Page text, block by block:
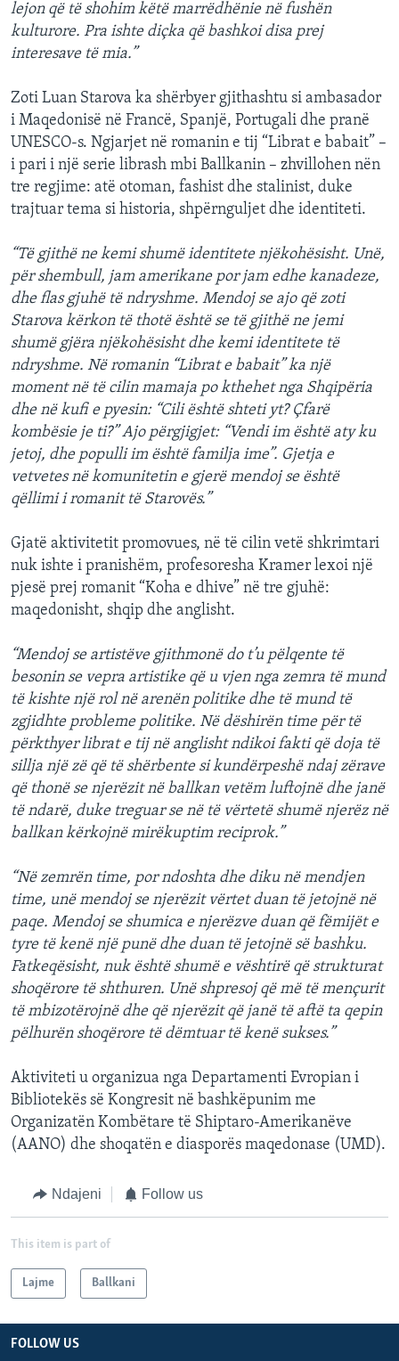
lejon që të shohim këtë marrëdhënie në fushën
kulturore. Pra ishte diçka që bashkoi disa prej
interesave të mia.”
Zoti Luan Starova ka shërbyer gjithashtu si ambasador
i Maqedonisë në Francë, Spanjë, Portugali dhe pranë
UNESCO-s. Ngjarjet në romanin e tij “Librat e babait” –
i pari i një serie librash mbi Ballkanin – zhvillohen nën
tre regjime: atë otoman, fashist dhe stalinist, duke
trajtuar tema si historia, shpërnguljet dhe identiteti.
“Të gjithë ne kemi shumë identitete njëkohësisht. Unë,
për shembull, jam amerikane por jam edhe kanadeze,
dhe flas gjuhë të ndryshme. Mendoj se ajo që zoti
Starova kërkon të thotë është se të gjithë ne jemi
shumë gjëra njëkohësisht dhe kemi identitete të
ndryshme. Në romanin “Librat e babait” ka një
moment në të cilin mamaja po kthehet nga Shqipëria
dhe në kufi e pyesin: “Cili është shteti yt? Çfarë
kombësie je ti?” Ajo përgjigjet: “Vendi im është aty ku
jetoj, dhe populli im është familja ime”. Gjetja e
vetvetes në komunitetin e gjerë mendoj se është
qëllimi i romanit të Starovës.”
Gjatë aktivitetit promovues, në të cilin vetë shkrimtari
nuk ishte i pranishëm, profesoresha Kramer lexoi një
pjesë prej romanit “Koha e dhive” në tre gjuhë:
maqedonisht, shqip dhe anglisht.
“Mendoj se artistëve gjithmonë do t’u pëlqente të
besonin se vepra artistike që u vjen nga zemra të mund
të kishte një rol në arenën politike dhe të mund të
zgjidhte probleme politike. Në dëshirën time për të
përkthyer librat e tij në anglisht ndikoi fakti që doja të
sillja një zë që të shërbente si kundërpeshë ndaj zërave
që thonë se njerëzit në ballkan vetëm luftojnë dhe janë
të ndarë, duke treguar se në të vërtetë shumë njerëz në
ballkan kërkojnë mirëkuptim reciprok.”
“Në zemrën time, por ndoshta dhe diku në mendjen
time, unë mendoj se njerëzit vërtet duan të jetojnë në
paqe. Mendoj se shumica e njerëzve duan që fëmijët e
tyre të kenë një punë dhe duan të jetojnë së bashku.
Fatkeqësisht, nuk është shumë e vështirë që strukturat
shoqërore të shthuren. Unë shpresoj që më të mençurit
të mbizotërojnë dhe që njerëzit që janë të aftë ta qepin
pëlhurën shoqërore të dëmtuar të kenë sukses.”
Aktiviteti u organizua nga Departamenti Evropian i
Bibliotekës së Kongresit në bashkëpunim me
Organizatën Kombëtare të Shiptaro-Amerikanëve
(AANO) dhe shoqatën e diasporës maqedonase (UMD).
Ndajeni Follow us
This item is part of
Lajme Ballkani
FOLLOW US